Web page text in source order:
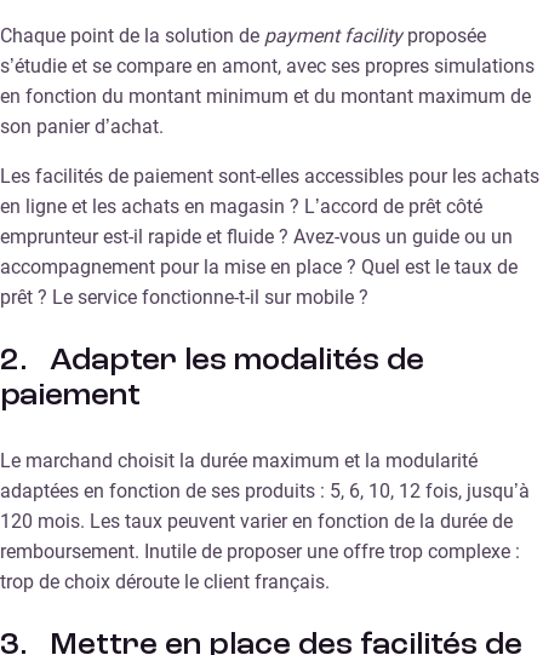
Chaque point de la solution de payment facilityproposée
s’étudie et se compare en amont, avec ses propres simulations
en fonction du montant minimum et du montant maximum de
son panier d’achat.
Les facilités de paiement sont-elles accessibles pour les achats
en ligne et les achats en magasin ? L’accord de prêt côté
emprunteur est-il rapide et fluide ? Avez-vous un guide ou un
accompagnement pour la mise en place ? Quel est le taux de
prêt ? Le service fonctionne-t-il sur mobile ?
2. Adapter les modalités de
paiement
Le marchand choisit la durée maximum et la modularité
adaptées en fonction de ses produits : 5, 6, 10, 12 fois, jusqu’à
120 mois. Les taux peuvent varier en fonction de la durée de
remboursement. Inutile de proposer une offre trop complexe :
trop de choix déroute le client français.
3. Mettre en place des facilités de